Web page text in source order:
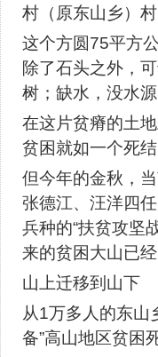
村（原东山乡）
这个方圆75平方
除了石头之外，
树；缺水，没水
在这片贫瘠的土
贫困就如一个死
但今年的金秋，
张德江、汪洋四
兵种的“扶贫攻坚
来的贫困大山已
山上迁移到山下
从1万多人的东山
备”高山地区贫困